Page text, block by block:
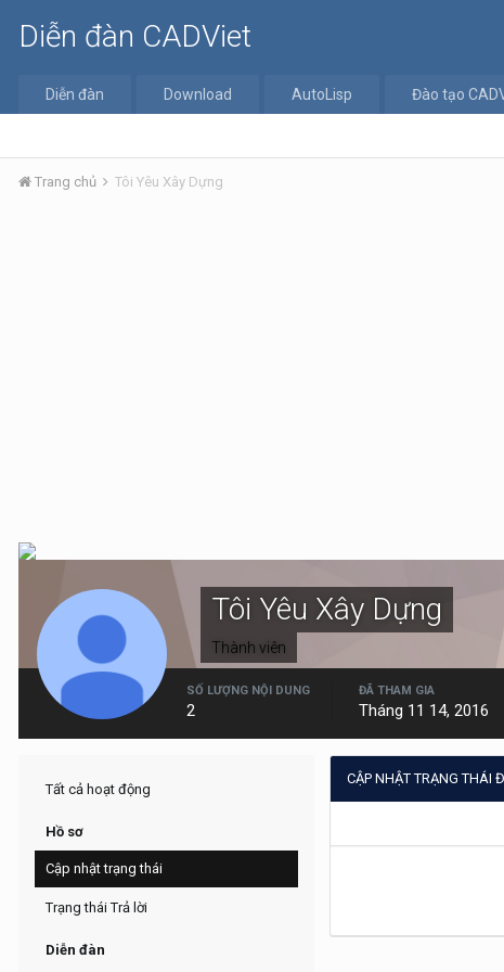
Diễn đàn CADViet
Diễn đàn Download AutoLisp Đào tạo
Trang chủ Tôi Yêu Xây Dựng
Tôi Yêu Xây Dựng
Thành viên
SỐ LƯỢNG NỘI DUNG
2
ĐÃ THAM GIA
Tháng 11 14, 2016
Tất cả hoạt động
Hồ sơ
Cập nhật trạng thái
Trạng thái Trả lời
Diễn đàn
CẬP NHẬT TRẠNG THÁI